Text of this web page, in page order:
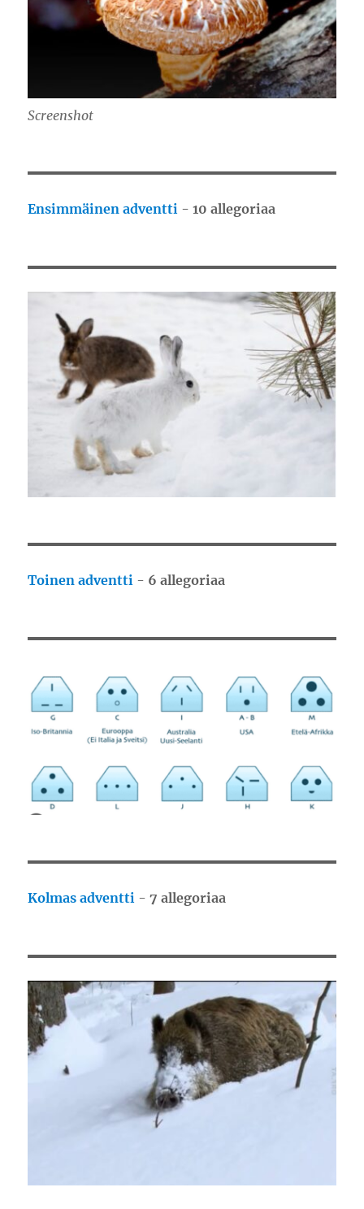
Screenshot
Ensimmäinen adventti - 10 allegoriaa
Toinen adventti - 6 allegoriaa
Kolmas adventti -7 allegoriaa